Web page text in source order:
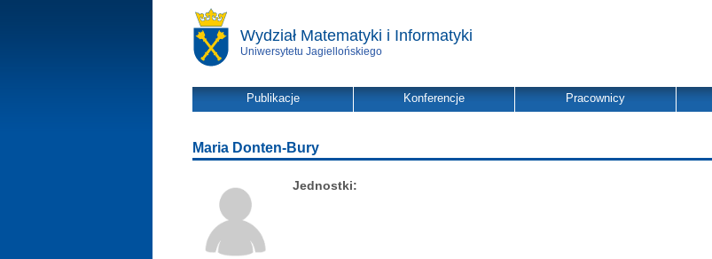
Wydział Matematyki i Informatyki
Uniwersytetu Jagiellońskiego
Publikacje Konferencje Pracownicy
Maria Donten-Bury
Jednostki: